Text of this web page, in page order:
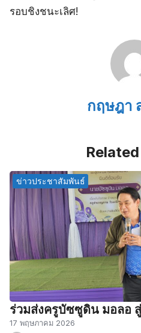
รอบชิงชนะเลิศ!
กฤษฎา
ข่าวประชาสัมพันธ์
ร่วมส่งครูบัซซูดิน มอลอ
17 พฤษภาคม 2026